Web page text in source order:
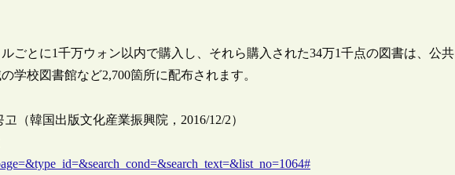
ごとに1千万ウォン以内で購入し、それら購入された34万1千点の図書は、公共
学校図書館など2,700箇所に配布されます。
（韓国出版文化産業振興院，2016/12/2）